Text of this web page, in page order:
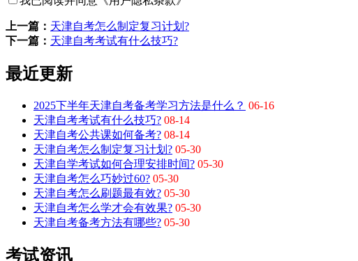
上一篇： 天津自考怎么制定复习计划?
下一篇： 天津自考考试有什么技巧?
最近更新
2025下半年天津自考备考学习方法是什么？ 06-16
天津自考考试有什么技巧? 08-14
天津自考公共课如何备考? 08-14
天津自考怎么制定复习计划? 05-30
天津自学考试如何合理安排时间? 05-30
天津自考怎么巧妙过60? 05-30
天津自考怎么刷题最有效? 05-30
天津自考怎么学才会有效果? 05-30
天津自考备考方法有哪些? 05-30
考试资讯